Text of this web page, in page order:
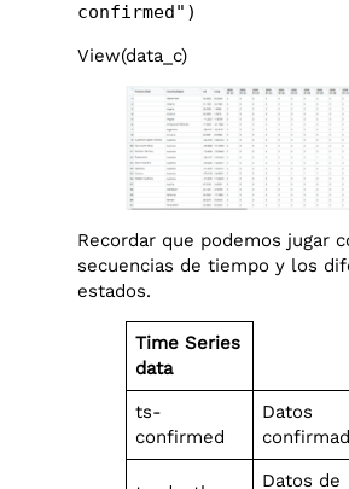
confirmed")
View(data_c)
Recordar que podemos jugar
secuencias de tiempo y los
estados.
Time Series
data
ts-
confirmed
Datos
Datos de